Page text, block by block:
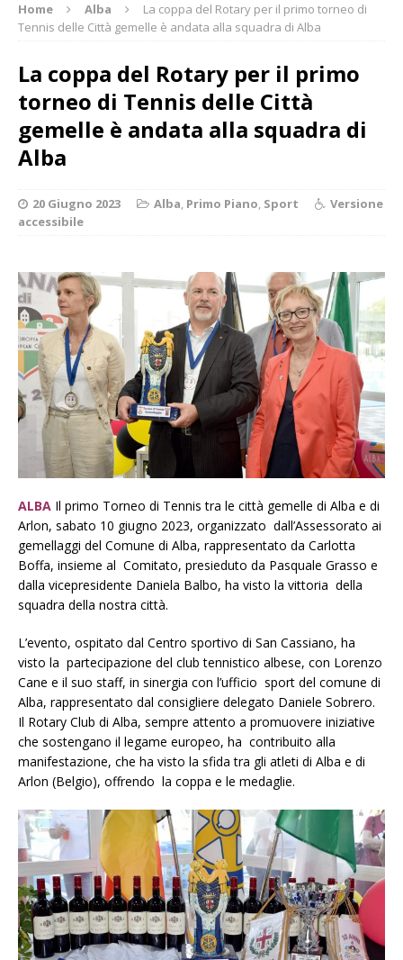
Home Alba
La coppa del Rotary per il primo torneo di
Tennis delle Città gemelle è andata alla squadra di Alba
La coppa del Rotary per il primo
torneo di Tennis delle Città
gemelle è andata alla squadra di
Alba
20 Giugno 2023 Alba, Primo Piano, Sport
Versione
accessibile
ALBA Il primo Torneo di Tennis tra le città gemelle di Alba e di
Arlon, sabato 10 giugno 2023, organizzato dall’Assessorato ai
gemellaggi del Comune di Alba, rappresentato da Carlotta
Boffa, insieme al Comitato, presieduto da Pasquale Grasso e
dalla vicepresidente Daniela Balbo, ha visto la vittoria della
squadra della nostra città.
L’evento, ospitato dal Centro sportivo di San Cassiano, ha
visto la partecipazione del club tennistico albese, con Lorenzo
Cane e il suo staff, in sinergia con l’ufficio sport del comune di
Alba, rappresentato dal consigliere delegato Daniele Sobrero.
Il Rotary Club di Alba, sempre attento a promuovere iniziative
che sostengano il legame europeo, ha contribuito alla
manifestazione, che ha visto la sfida tra gli atleti di Alba e di
Arlon (Belgio), offrendo la coppa e le medaglie.